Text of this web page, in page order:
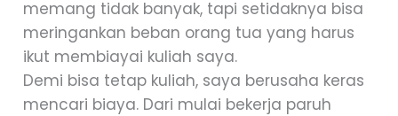
memang tidak banyak, tapi setidaknya bisa
meringankan beban orang tua yang harus
ikut membiayai kuliah saya.
Demi bisa tetap kuliah, saya berusaha keras
mencari biaya. Dari mulai bekerja paruh